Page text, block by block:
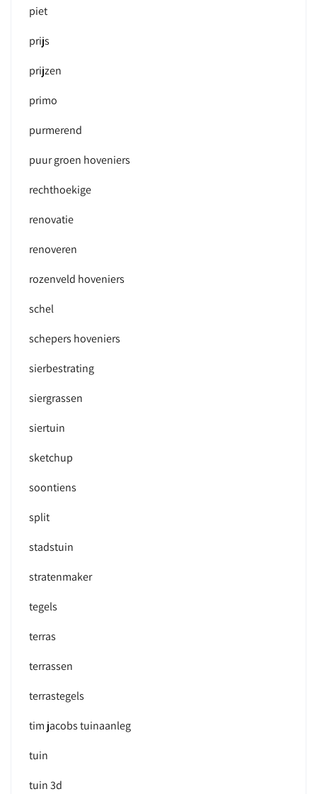
piet
prijs
prijzen
primo
purmerend
puur groen hoveniers
rechthoekige
renovatie
renoveren
rozenveld hoveniers
schel
schepers hoveniers
sierbestrating
siergrassen
siertuin
sketchup
soontiens
split
stadstuin
stratenmaker
tegels
terras
terrassen
terrastegels
tim jacobs tuinaanleg
tuin
tuin 3d